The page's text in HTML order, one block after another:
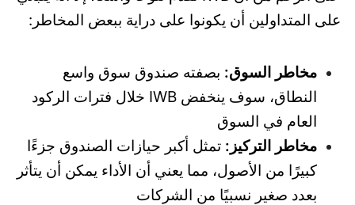
على المتداولين أن يكونوا على دراية ببعض المخاطر:
مخاطر السوق: بصفته صندوق سوق واسع
النطاق، سوف ينخفض IWB خلال فترات الركود
العام في السوق
مخاطر التركيز: تمثل أكبر حيازات الصندوق جزءًا
كبيرًا من الأصول، مما يعني أن الأداء يمكن أن يتأثر
بعدد صغير نسبيًا من الشركات